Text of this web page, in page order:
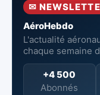
✉
AéroHebdo
L'actualité
chaque semaine
+4 500
Abonnés